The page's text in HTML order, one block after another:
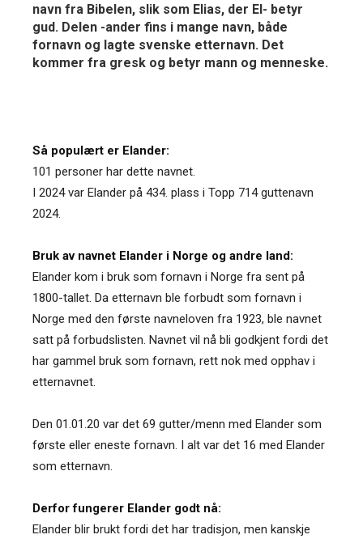
navn fra Bibelen, slik som Elias, der El- betyr
gud. Delen -ander fins i mange navn, både
fornavn og lagte svenske etternavn. Det
kommer fra gresk og betyr mann og menneske.
Så populært er Elander:
101 personer har dette navnet.
I 2024 var Elander på 434. plass i Topp 714 guttenavn
2024.
Bruk av navnet Elander i Norge og andre land:
Elander kom i bruk som fornavn i Norge fra sent på
1800-tallet. Da etternavn ble forbudt som fornavn i
Norge med den første navneloven fra 1923, ble navnet
satt på forbudslisten. Navnet vil nå bli godkjent fordi det
har gammel bruk som fornavn, rett nok med opphav i
etternavnet.
Den 01.01.20 var det 69 gutter/menn med Elander som
første eller eneste fornavn. I alt var det 16 med Elander
som etternavn.
Derfor fungerer Elander godt nå:
Elander blir brukt fordi det har tradisjon, men kanskje